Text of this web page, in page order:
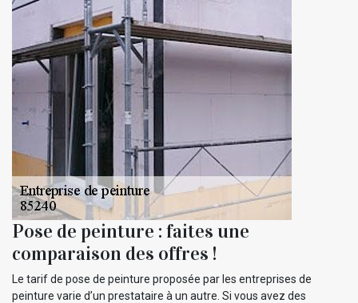
Pose de peinture : faites une
comparaison des offres !
Le tarif de pose de peinture proposée par les entreprises de
peinture varie d’un prestataire à un autre. Si vous avez des